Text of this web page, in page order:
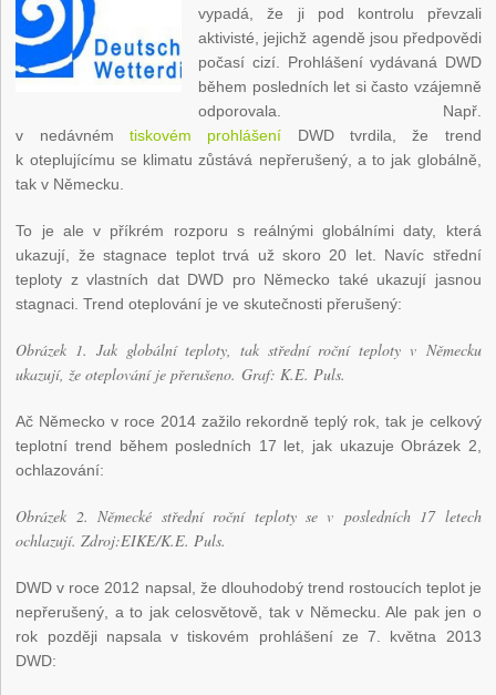
vypadá, že ji pod kontrolu převzali
aktivisté, jejichž agendě jsou předpovědi
počasí cizí. Prohlášení vydávaná DWD
během posledních let si často vzájemně
odporovala. Např.
v nedávnémtiskovém prohlášení DWD tvrdila, že trend
k oteplujícímu se klimatu zůstává nepřerušený, a to jak globálně,
tak v Německu.
To je ale v příkrém rozporu s reálnými globálními daty, která
ukazují, že stagnace teplot trvá už skoro 20 let. Navíc střední
teploty z vlastních dat DWD pro Německo také ukazují jasnou
stagnaci. Trend oteplování je ve skutečnosti přerušený:
Obrázek 1. Jak globální teploty, tak střední roční teploty v Německu
ukazují, že oteplování je přerušeno.Graf: K.E. Puls.
Ač Německo v roce 2014 zažilo rekordně teplý rok, tak je celkový
teplotní trend během posledních 17 let, jak ukazuje Obrázek 2,
ochlazování:
Obrázek 2. Německé střední roční teploty se v posledních 17 letech
ochlazují. Zdroj:EIKE/K.E. Puls.
DWD v roce 2012 napsal, že dlouhodobý trend rostoucích teplot je
nepřerušený, a to jak celosvětově, tak v Německu. Ale pak jen o
rok později napsala v tiskovém prohlášení ze 7. května 2013
DWD: